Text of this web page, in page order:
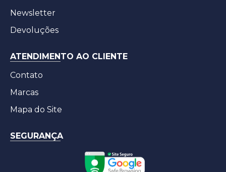
Newsletter
Devoluções
ATENDIMENTO AO CLIENTE
Contato
Marcas
Mapa do Site
SEGURANÇA